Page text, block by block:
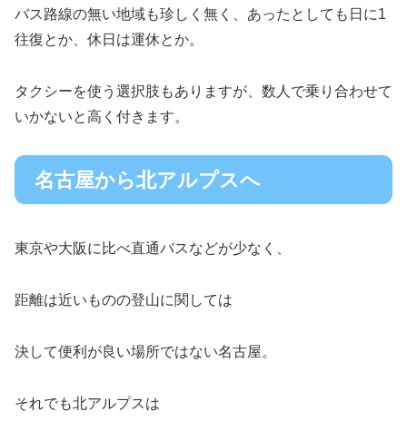
バス路線の無い地域も珍しく無く、あったとしても日に1
往復とか、休日は運休とか。
タクシーを使う選択肢もありますが、数人で乗り合わせて
いかないと高く付きます。
名古屋から北アルプスへ
東京や大阪に比べ直通バスなどが少なく、
距離は近いものの登山に関しては
決して便利が良い場所ではない名古屋。
それでも北アルプスは